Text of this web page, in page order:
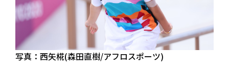
写真：西矢椛(森田直樹/アフロスポーツ)